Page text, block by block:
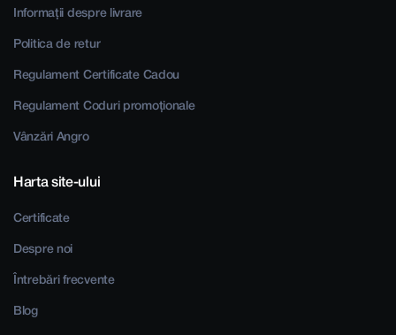
Informații despre livrare
Politica de retur
Regulament Certificate Cadou
Regulament Coduri promoționale
Vânzări Angro
Harta site-ului
Certificate
Despre noi
Întrebări frecvente
Blog